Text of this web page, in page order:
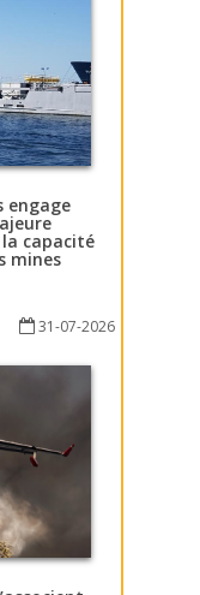
engage
capacité
mines
31-07-2026